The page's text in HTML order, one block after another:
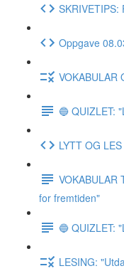
SKRIVETIPS:
Oppgave
VOKABULAR
🔵 QUIZLET:
LYTT OG LES
VOKABULAR
for fremtiden"
🔵 QUIZLET:
LESING: